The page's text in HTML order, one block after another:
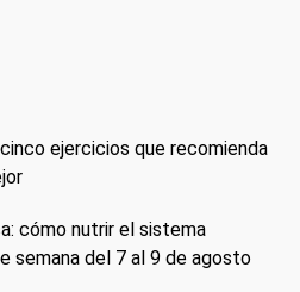
ejercicios que recomienda
cómo nutrir el sistema
semana del 7 al 9 de agosto